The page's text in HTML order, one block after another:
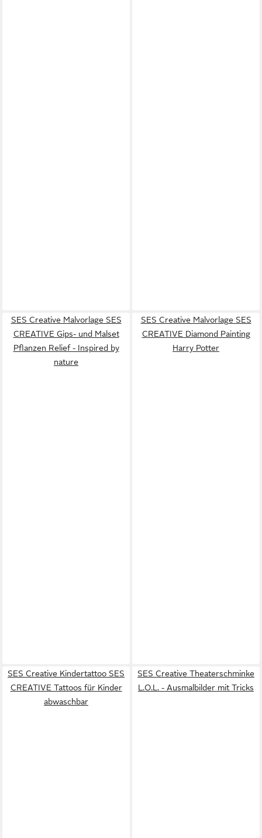
SES Creative Malvorlage SES
CREATIVE Gips- und Malset
Pflanzen Relief - Inspired by
nature
SES Creative Malvorlage SES
CREATIVE Diamond Painting
Harry Potter
SES Creative Kindertattoo SES
CREATIVE Tattoos für Kinder
abwaschbar
SES Creative Theaterschminke
L.O.L. - Ausmalbilder mit Tricks